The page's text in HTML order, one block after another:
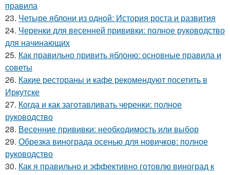
правила
23. Четыре яблони из одной: История роста и развития
24. Черенки для весенней прививки: полное руководство
для начинающих
25. Как правильно привить яблоню: основные правила и
советы
26. Какие рестораны и кафе рекомендуют посетить в
Иркутске
27. Когда и как заготавливать черенки: полное
руководство
28. Весенние прививки: необходимость или выбор
29. Обрезка винограда осенью для новичков: полное
руководство
30. Как я правильно и эффективно готовлю виноград к